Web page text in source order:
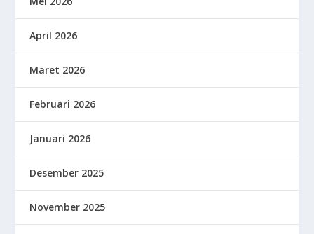
April 2026
Maret 2026
Februari 2026
Januari 2026
Desember 2025
November 2025